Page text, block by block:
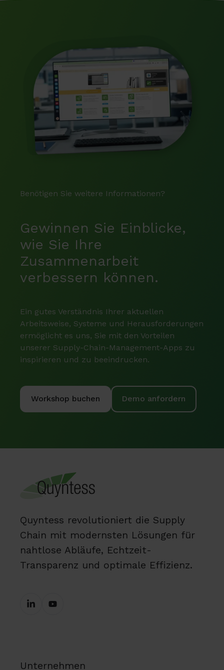
Benötigen Sie weitere Informationen?
Gewinnen Sie Einblicke,
wie Sie Ihre
Zusammenarbeit
verbessern können.
Ein gutes Verständnis Ihrer aktuellen
Arbeitsweise, Systeme und Herausforderungen
ermöglicht es uns, Sie mit den Vorteilen
unserer Supply-Chain-Management-Apps zu
inspirieren und zu beeindrucken.
Workshop buchen Demo anfordern
Quyntess revolutioniert die Supply
Chain mit modernsten Lösungen für
nahtlose Abläufe, Echtzeit-
Transparenz und optimale Effizienz.
Unternehmen